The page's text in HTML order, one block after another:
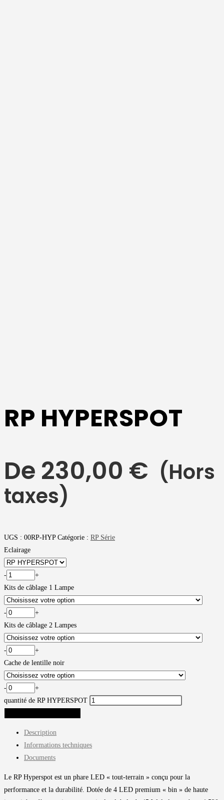
RP HYPERSPOT
De 230,00 € (Hors
taxes)
UGS : 00RP-HYP Catégorie : RP Série
Eclairage
-
+
Kits de câblage 1 Lampe
-
+
Kits de câblage 2 Lampes
-
+
Cache de lentille noir
-
+
quantité de RP HYPERSPOT
Description
Informations techniques
Documents
Le RP Hyperspot est un phare LED « tout-terrain » conçu pour la
performance et la durabilité. Dotée de 4 LED premium « bin » de haute